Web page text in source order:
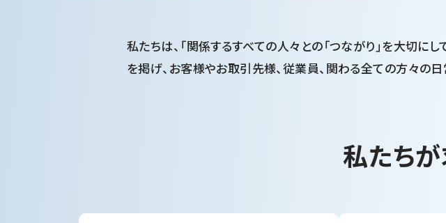
私たちは、「関係するすべての人々との「つながり」を大切に
を掲げ、お客様やお取引先様、従業員、関わる全ての方々の
私たち